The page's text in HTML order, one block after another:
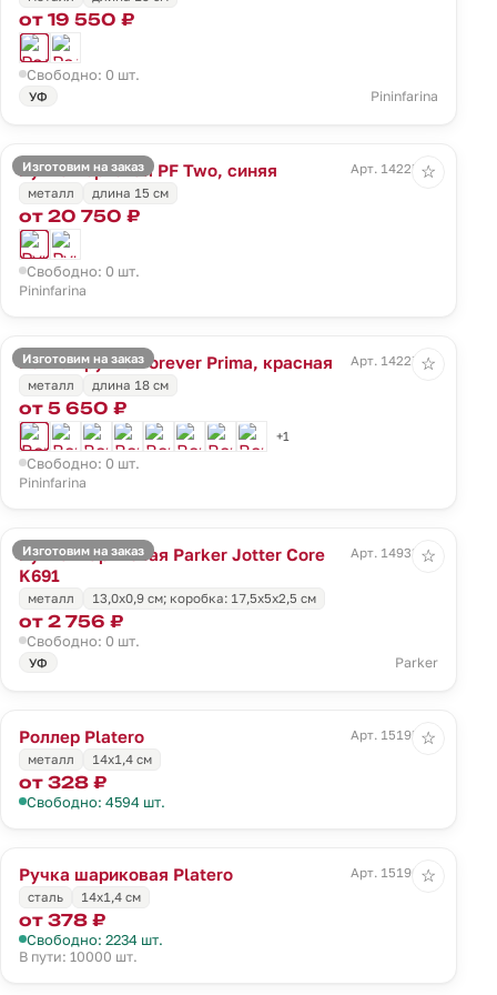
от 19 550 ₽
Свободно: 0 шт.
УФ Pininfarina
Изготовим на заказ
Ручка перьевая PF Two, синяя
Арт. 14225.40
металл
длина 15 см
от 20 750 ₽
Свободно: 0 шт.
Pininfarina
☆
Изготовим на заказ
Вечная ручка Forever Prima, красная
Арт. 14227.50
металл
длина 18 см
от 5 650 ₽
+1
Свободно: 0 шт.
Pininfarina
☆
Изготовим на заказ
Ручка шариковая Parker Jotter Core
K691
Арт. 14933.00
металл 13,0х0,9 см; коробка: 17,5х5х2,5 см
от 2 756 ₽
Свободно: 0 шт.
УФ Parker
☆
Роллер Platero
Арт. 15195.00
металл
14х1,4 см
от 328 ₽
Свободно: 4594 шт.
☆
Ручка шариковая Platero
Арт. 15196.00
сталь
14х1,4 см
от 378 ₽
Свободно: 2234 шт.
В пути: 10000 шт.
☆